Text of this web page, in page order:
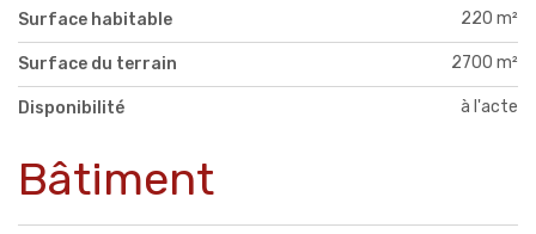
Surface habitable 220 m²
Surface du terrain 2700 m²
Disponibilité à l'acte
Bâtiment